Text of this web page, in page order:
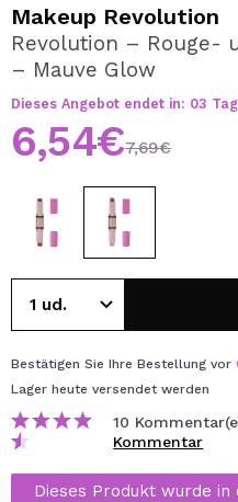
REGISTRIEREN
Durch die Erstellung eines
können Sie Ihre Einkäufe
einsehen.
Makeup Revolution
Revolution – Rouge-
– Mauve Glow
Dieses Angebot endet in: 03 Tag
6,54€7,69€
Bestätigen Sie Ihre Bestellung vor
Lager heute versendet werden
10
Kommentar
Dieses Produkt wurde